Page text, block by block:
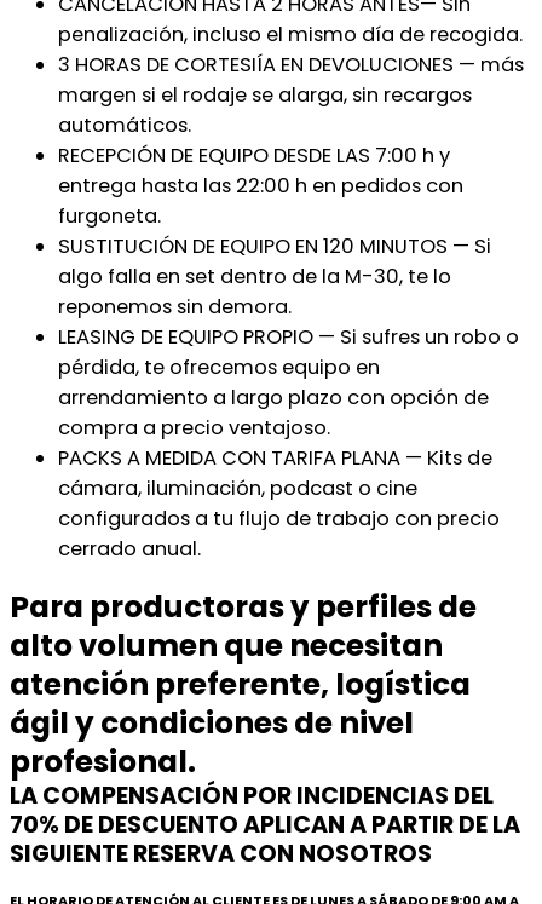
penalización, incluso el mismo día de recogida.
3 HORAS DE CORTESIÍA EN DEVOLUCIONES — más
margen si el rodaje se alarga, sin recargos
automáticos.
RECEPCIÓN DE EQUIPO DESDE LAS 7:00 h y
entrega hasta las 22:00 h en pedidos con
furgoneta.
SUSTITUCIÓN DE EQUIPO EN 120 MINUTOS — Si
algo falla en set dentro de la M-30, te lo
reponemos sin demora.
LEASING DE EQUIPO PROPIO — Si sufres un robo o
pérdida, te ofrecemos equipo en
arrendamiento a largo plazo con opción de
compra a precio ventajoso.
PACKS A MEDIDA CON TARIFA PLANA — Kits de
cámara, iluminación, podcast o cine
configurados a tu flujo de trabajo con precio
cerrado anual.
Para productoras y perfiles de
alto volumen que necesitan
atención preferente, logística
ágil y condiciones de nivel
profesional.
LA COMPENSACIÓN POR INCIDENCIAS DEL
70% DE DESCUENTO APLICAN A PARTIR DE LA
SIGUIENTE RESERVA CON NOSOTROS
EL HORARIO DE ATENCIÓN AL CLIENTE ES DE LUNES A SÁBADO DE 9:00 AM A